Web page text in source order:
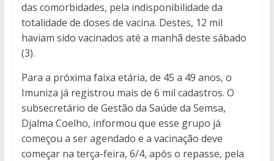
das comorbidades, pela indisponibilidade da
totalidade de doses de vacina. Destes, 12 mil
haviam sido vacinados até a manhã deste sábado
(3).
Para a próxima faixa etária, de 45 a 49 anos, o
Imuniza já registrou mais de 6 mil cadastros. O
subsecretário de Gestão da Saúde da Semsa,
Djalma Coelho, informou que esse grupo já
começou a ser agendado e a vacinação deve
começar na terça-feira, 6/4, após o repasse, pela